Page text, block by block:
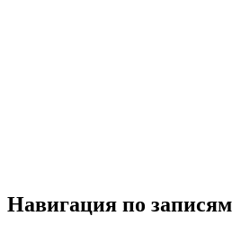
Навигация по записям